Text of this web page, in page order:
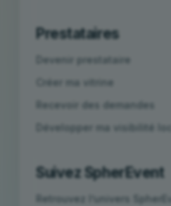
Prestataires
Devenir prestataire
Créer ma vitrine
Recevoir des demandes
Développer ma visibilité
Suivez SpherEvent
Retrouvez l’univers